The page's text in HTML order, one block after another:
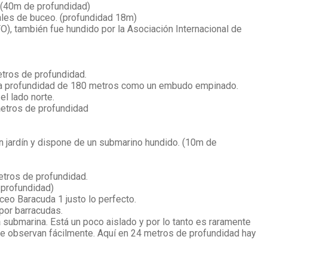
de profundidad)
de buceo. (profundidad 18m)
también fue hundido por la Asociación Internacional de
de profundidad.
de 180 metros como un embudo empinado.
lado norte.
de profundidad
y dispone de un submarino hundido. (10m de
de profundidad.
Baracuda 1 justo lo perfecto.
barracudas.
Está un poco aislado y por lo tanto es raramente
fácilmente. Aquí en 24 metros de profundidad hay